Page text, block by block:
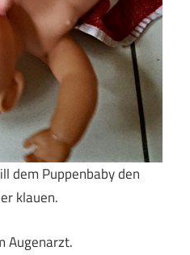
dem Puppenbaby den
klauen.
Augenarzt.